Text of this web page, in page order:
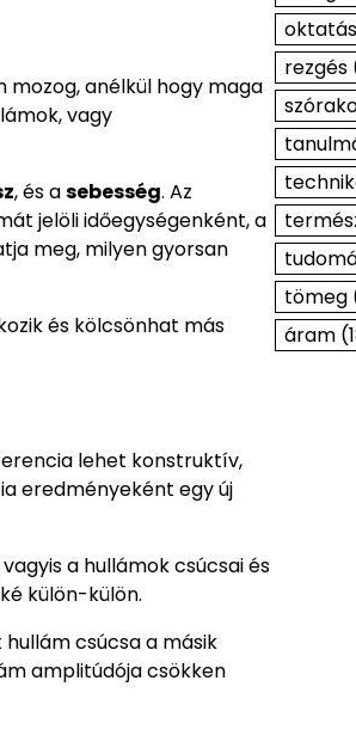
anélkül hogy maga
vagy
, és asebesség. Az
jelöli időegységenként, a
meg, milyen gyorsan
és kölcsönhat más
lehet konstruktív,
eredményeként egy új
a hullámok csúcsai és
külön-külön.
csúcsa a másik
amplitúdója csökken
oktatás
rezgés
tömeg
áram